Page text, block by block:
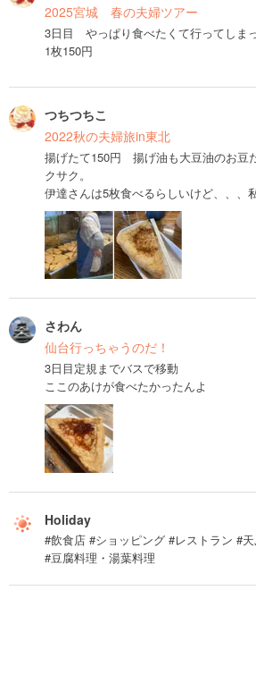
2025宮城 春の夫婦ツアー
3日目 やっぱり食べたくて行ってしまっ
1枚150円
つちつちこ
2022秋の夫婦旅in東北
揚げたて150円 揚げ油も大豆油のお豆
クサク。
伊達さんは5枚食べるらしいけど、、、
さわん
仙台行っちゃうのだ！
3日目定規までバスで移動
ここのあけが食べたかったんよ
Holiday
#飲食店 #ショッピング #レストラン #天
#豆腐料理・湯葉料理